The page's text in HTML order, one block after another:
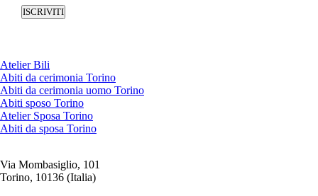
Atelier Bili
Abiti da cerimonia Torino
Abiti da cerimonia uomo Torino
Abiti sposo Torino
Atelier Sposa Torino
Abiti da sposa Torino
Via Mombasiglio, 101
Torino, 10136 (Italia)